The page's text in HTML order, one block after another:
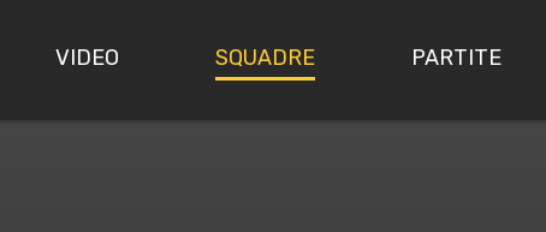
VIDEO SQUADRE PARTITE